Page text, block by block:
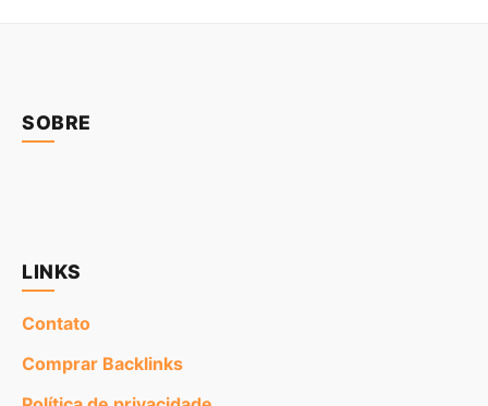
SOBRE
LINKS
Contato
Comprar Backlinks